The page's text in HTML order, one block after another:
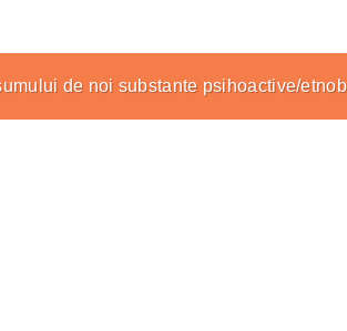
de noi substante psihoactive/